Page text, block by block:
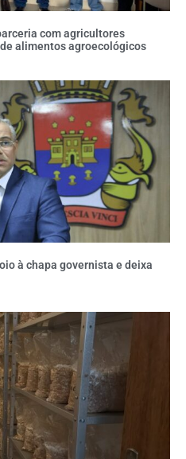
com agricultores
alimentos agroecológicos
à chapa governista e deixa